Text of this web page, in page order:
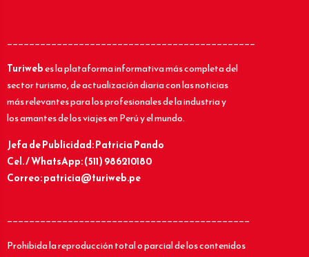
_____________________________________________
Turiwebes la plataforma informativa más completa del
sector turismo, de actualización diaria con las noticias
más relevantes para los profesionales de la industria y
los amantes de los viajes en Perú y el mundo.
Jefa de Publicidad: Patricia Pando
Cel. / WhatsApp: (511) 986210180
Correo: patricia@turiweb.pe
____________________________________________
Prohibida la reproducción total o parcial de los contenidos